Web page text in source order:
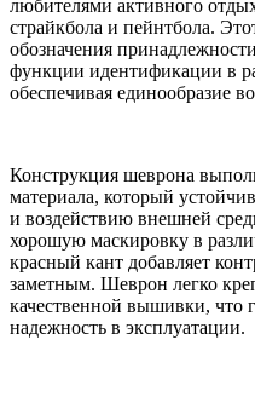
любителями активного
страйкбола и пейнтбола.
обозначения
функции идентификации в
обеспечивая единообразие
Конструкция шеврона
материала, который
и воздействию внешней
хорошую маскировку в
красный кант добавляет
заметным. Шеврон легко
качественной вышивки, что
надежность в эксплуатации.